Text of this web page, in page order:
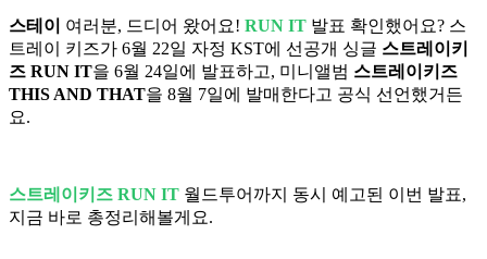
스테이 여러분, 드디어 왔어요! RUN IT 발표 확인했어요? 스
트레이 키즈가 6월 22일 자정 KST에 선공개 싱글 스트레이키
즈 RUN IT을 6월 24일에 발표하고, 미니앨범 스트레이키즈
THIS AND THAT을 8월 7일에 발매한다고 공식 선언했거든
요.
스트레이키즈 RUN IT 월드투어까지 동시 예고된 이번 발표,
지금 바로 총정리해볼게요.